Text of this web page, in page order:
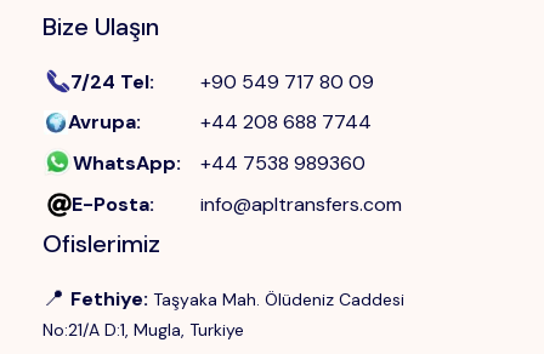
Bize Ulaşın
7/24 Tel:
+90 549 717 80 09
Avrupa:
+44 208 688 7744
WhatsApp:
+44 7538 989360
E-Posta: info@apltransfers.com
Ofislerimiz
📍 Fethiye: Taşyaka Mah. Ölüdeniz Caddesi
No:21/A D:1, Mugla, Turkiye